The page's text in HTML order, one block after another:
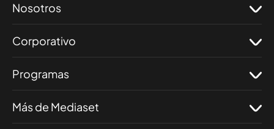
Nosotros
Corporativo
Programas
Más de Mediaset